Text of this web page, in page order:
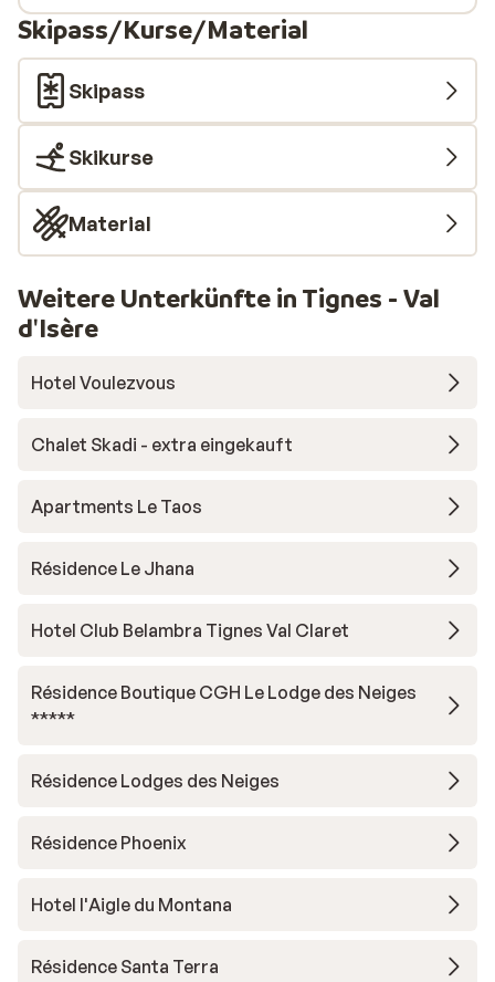
Skipass/Kurse/Material
Skipass
Skikurse
Material
Weitere Unterkünfte in Tignes - Val
d'Isère
Hotel Voulezvous
Chalet Skadi - extra eingekauft
Apartments Le Taos
Résidence Le Jhana
Hotel Club Belambra Tignes Val Claret
Résidence Boutique CGH Le Lodge des Neiges
*****
Résidence Lodges des Neiges
Résidence Phoenix
Hotel l'Aigle du Montana
Résidence Santa Terra